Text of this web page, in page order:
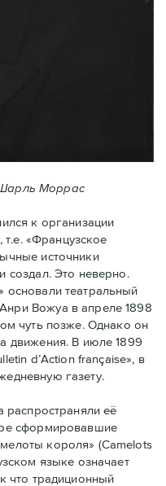
Моррас
к организации
«Французское
источники
создал. Это неверно.
основали театральный
Вожуа в апреле 1898
чуть позже. Однако он
движения. В июле 1899
d’Action française», в
газету.
распространяли её
сформировавшие
короля» (Camelots
языке означает
что традиционный